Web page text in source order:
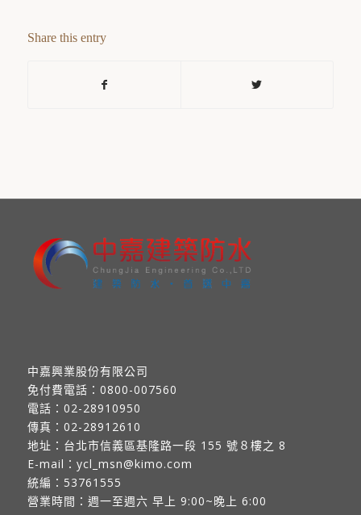
Share this entry
中嘉興業股份有限公司
免付費電話： 0800-007560
電話： 02-28910950
傳真： 02-28912610
地址： 台北市信義區基隆路一段 155 號８樓之 8
E-mail： ycl_msn@kimo.com
統編：53761555
營業時間：週一至週六 早上 9:00~晚上 6:00